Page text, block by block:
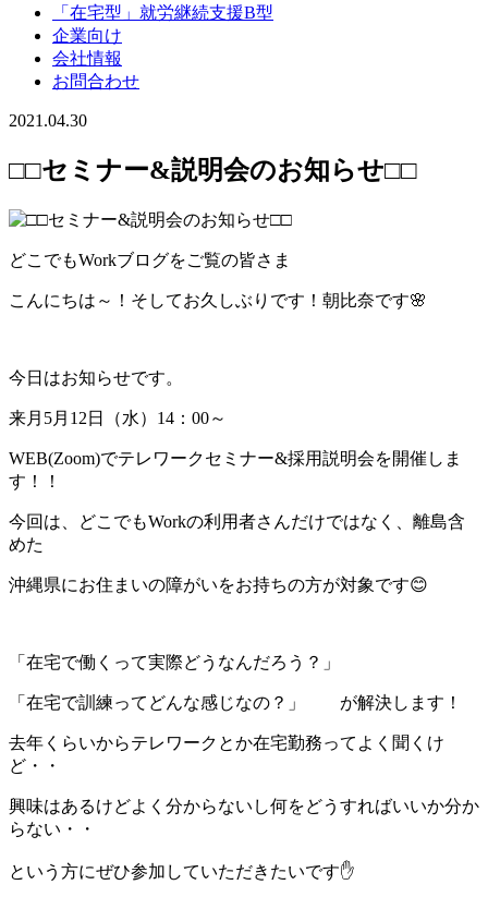
「在宅型」就労継続支援B型
企業向け
会社情報
お問合わせ
2021.04.30
□□セミナー&説明会のお知らせ□□
どこでもWorkブログをご覧の皆さま
こんにちは～！そしてお久しぶりです！朝比奈です🌸
今日はお知らせです。
来月5月12日（水）14：00～
WEB(Zoom)でテレワークセミナー&採用説明会を開催しま
す！！
今回は、どこでもWorkの利用者さんだけではなく、離島含
めた
沖縄県にお住まいの障がいをお持ちの方が対象です😊
「在宅で働くって実際どうなんだろう？」
「在宅で訓練ってどんな感じなの？」 が解決します！
去年くらいからテレワークとか在宅勤務ってよく聞くけ
ど・・
興味はあるけどよく分からないし何をどうすればいいか分か
らない・・
という方にぜひ参加していただきたいです✋